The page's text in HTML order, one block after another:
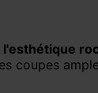
l'esthétique
coupes